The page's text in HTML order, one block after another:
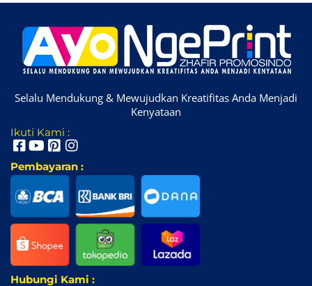
Selalu Mendukung & Mewujudkan Kreatifitas Anda Menjadi
Kenyataan
Ikuti Kami :
Pembayaran :
Hubungi Kami :